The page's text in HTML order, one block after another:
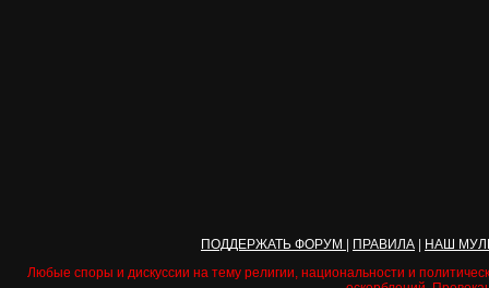
ПОДДЕРЖАТЬ ФОРУМ ПРАВИЛА
НАШ
Любые споры и дискуссии на тему религии, национальности и